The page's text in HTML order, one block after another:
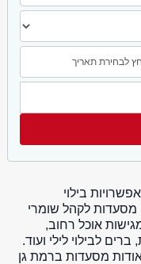
בילוי
מסעדות לקהל שומרי
אוכל רחוב,
לבילוי לילי ועוד.
מסעדות ברמת גן